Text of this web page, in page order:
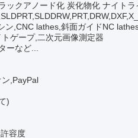
ックアノード化 炭化物化 ナイト
ン,CNC lathes,斜面ガイドNC
ゲープ,二次元画像測定器
ーなど...
,PayPal
)
容度